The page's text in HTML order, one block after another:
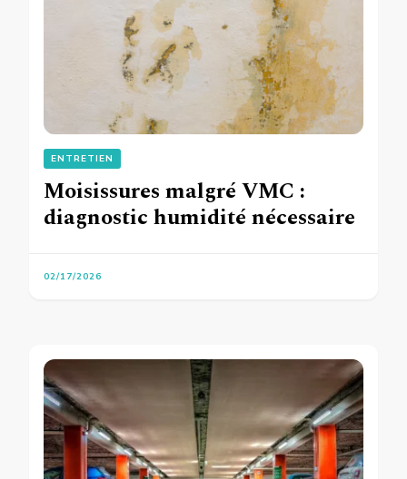
ENTRETIEN
Moisissures malgré VMC :
diagnostic humidité nécessaire
02/17/2026